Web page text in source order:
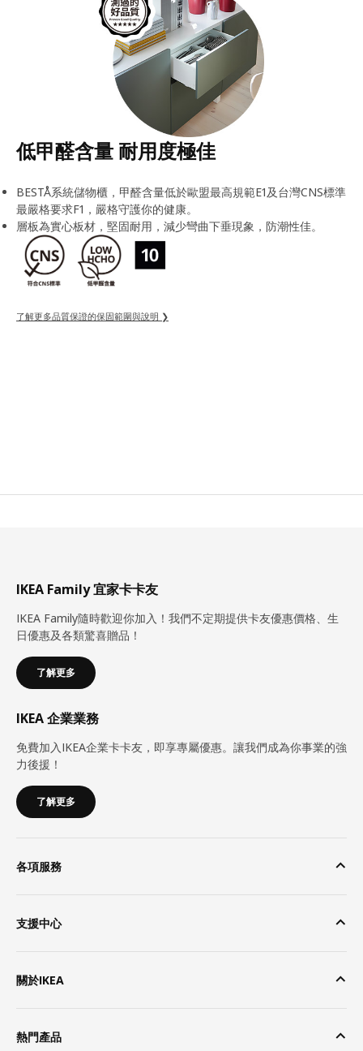
低甲醛含量 耐用度極佳
BESTÅ系統儲物櫃，甲醛含量低於歐盟最高規範E1及台灣CNS標準
最嚴格要求F1，嚴格守護你的健康。
層板為實心板材，堅固耐用，減少彎曲下垂現象，防潮性佳。
了解更多品質保證的保固範圍與說明 ❯
IKEA Family 宜家卡卡友
IKEA Family隨時歡迎你加入！我們不定期提供卡友優惠價格、生
日優惠及各類驚喜贈品！
了解更多
IKEA 企業業務
免費加入IKEA企業卡卡友，即享專屬優惠。讓我們成為你事業的強
力後援！
了解更多
各項服務
支援中心
關於IKEA
熱門產品